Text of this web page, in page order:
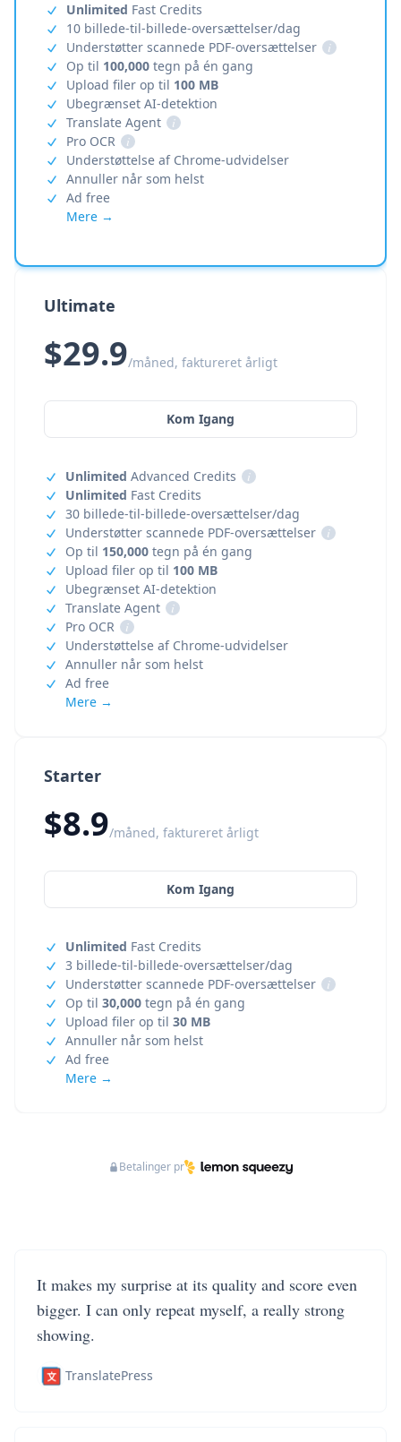
Starter
$8.9/måned, faktureret årligt
Kom Igang
Unlimited Fast Credits
3 billede-til-billede-oversættelser/dag
Understøtter scannede PDF-oversættelser
i
Op til 30,000 tegn på én gang
Upload filer op til 30 MB
Annuller når som helst
Ad free
Mere →
Unlimited Fast Credits
10 billede-til-billede-oversættelser/dag
Understøtter scannede PDF-oversættelser
i
Op til 100,000 tegn på én gang
Upload filer op til 100 MB
Ubegrænset AI-detektion
Translate Agent
i
Pro OCR
i
Understøttelse af Chrome-udvidelser
Annuller når som helst
Ad free
Mere →
Ultimate
$29.9/måned, faktureret årligt
Kom Igang
Unlimited Advanced Credits
i
Unlimited Fast Credits
30 billede-til-billede-oversættelser/dag
Understøtter scannede PDF-oversættelser
i
Op til 150,000 tegn på én gang
Upload filer op til 100 MB
Ubegrænset AI-detektion
Translate Agent
i
Pro OCR
i
Understøttelse af Chrome-udvidelser
Annuller når som helst
Ad free
Mere →
Betalinger pr
It makes my surprise at its quality and score even
bigger. I can only repeat myself, a really strong
showing.
TranslatePress